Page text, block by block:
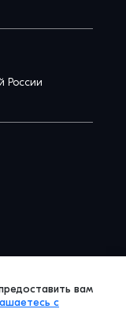
вам
с
России